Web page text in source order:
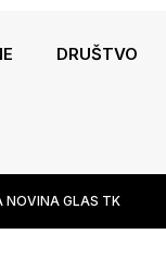
DRUŠTVO
NOVINA GLAS TK